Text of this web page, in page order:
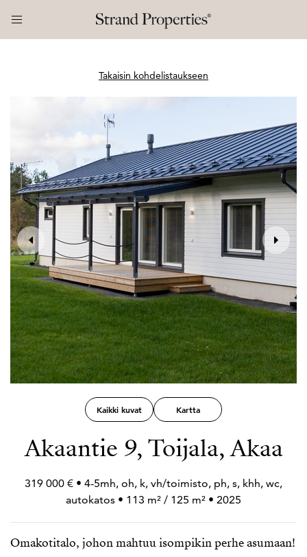
Takaisin kohdelistaukseen
Kaikki kuvat Kartta
Akaantie 9, Toijala, Akaa
319 000 € • 4-5mh, oh, k, vh/toimisto, ph, s, khh, wc,
autokatos • 113 m² / 125 m² • 2025
Omakotitalo, johon mahtuu isompikin perhe asumaan!